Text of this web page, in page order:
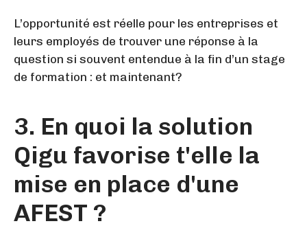
L’opportunité est réelle pour les entreprises et
leurs employés de trouver une réponse à la
question si souvent entendue à la fin d’un stage
de formation : et maintenant?
3. En quoi la solution
Qigu favorise t'elle la
mise en place d'une
AFEST ?